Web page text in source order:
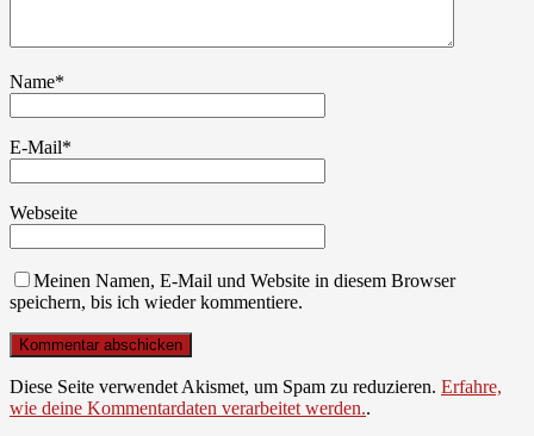
Name*
E-Mail*
Webseite
Meinen Namen, E-Mail und Website in diesem Browser
speichern, bis ich wieder kommentiere.
Diese Seite verwendet Akismet, um Spam zu reduzieren. Erfahre,
wie deine Kommentardaten verarbeitet werden..